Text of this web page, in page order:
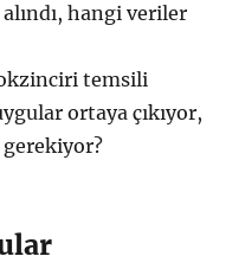
hangi veriler
temsili
ortaya çıkıyor,
gerekiyor?